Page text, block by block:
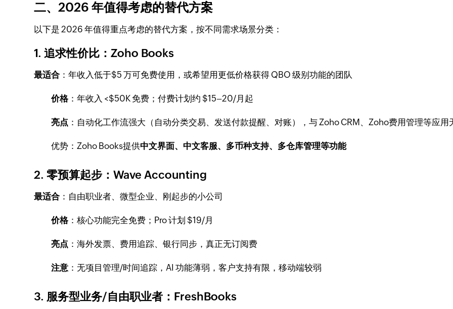
二、2026 年值得考虑的替代方案
以下是 2026 年值得重点考虑的替代方案，按不同需求场景分类：
1. 追求性价比：Zoho Books
最适合 ：年收入低于$5 万可免费使用，或希望用更低价格获得 QBO 级别功能的团队
价格：年收入 <$50K 免费；付费计划约 $15–20/月起
亮点 ：自动化工作流强大（自动分类交易、发送付款提醒、对账），与 Zoho CRM、Zoho费用管理等应用
优势 ：Zoho Books提供中文界面、中文客服、多币种支持、多仓库管理等功能
2. 零预算起步：Wave Accounting
最适合 ：自由职业者、微型企业、刚起步的小公司
价格：核心功能完全免费；Pro 计划 $19/月
亮点 ：海外发票、费用追踪、银行同步，真正无订阅费
注意 ：无项目管理/时间追踪，AI 功能薄弱，客户支持有限，移动端较弱
3. 服务型业务/自由职业者：FreshBooks